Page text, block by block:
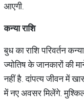
आएगी.
कन्या राशि
बुध का राशि परिवर्तन
ज्योतिष के जानकारों की
नहीं है. दांपत्य जीवन में
में नए अवसर मिलेंगे. मुश्किल